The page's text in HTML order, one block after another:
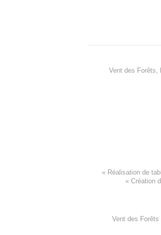
Vent des Forêts,
« Réalisation de
« Création
Vent des Forêts